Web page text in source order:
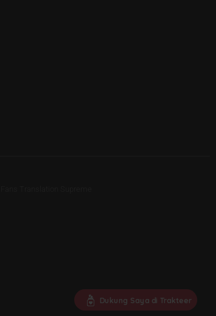
Dukung Saya di Trakteer